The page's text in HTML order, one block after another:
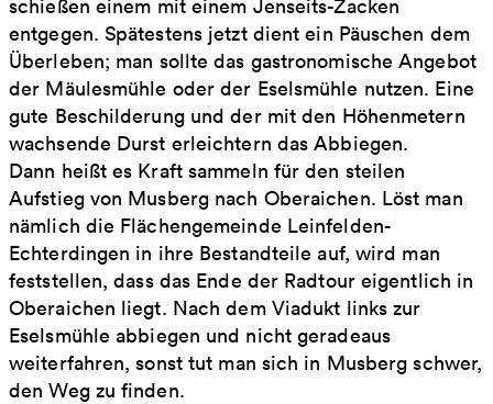
schießen einem mit einem Jenseits-Zacken
entgegen. Spätestens jetzt dient ein Päuschen dem
Überleben; man sollte das gastronomische Angebot
der Mäulesmühle oder der Eselsmühle nutzen. Eine
gute Beschilderung und der mit den Höhenmetern
wachsende Durst erleichtern das Abbiegen.
Dann heißt es Kraft sammeln für den steilen
Aufstieg von Musberg nach Oberaichen. Löst man
nämlich die Flächengemeinde Leinfelden-
Echterdingen in ihre Bestandteile auf, wird man
feststellen, dass das Ende der Radtour eigentlich in
Oberaichen liegt. Nach dem Viadukt links zur
Eselsmühle abbiegen und nicht geradeaus
weiterfahren, sonst tut man sich in Musberg schwer,
den Weg zu finden.